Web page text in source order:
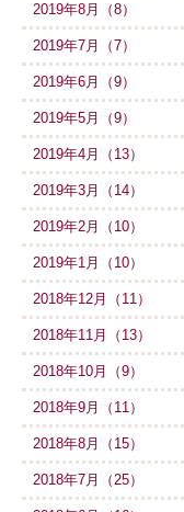
2019年8月（8）
2019年7月（7）
2019年6月（9）
2019年5月（9）
2019年4月（13）
2019年3月（14）
2019年2月（10）
2019年1月（10）
2018年12月（11）
2018年11月（13）
2018年10月（9）
2018年9月（11）
2018年8月（15）
2018年7月（25）